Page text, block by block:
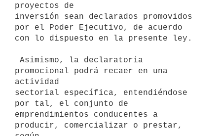
proyectos de
inversión sean declarados promovidos
por el Poder Ejecutivo, de acuerdo
con lo dispuesto en la presente ley.
promocional podrá recaer en una
actividad
sectorial específica, entendiéndose
por tal, el conjunto de
emprendimientos conducentes a
producir, comercializar o prestar,